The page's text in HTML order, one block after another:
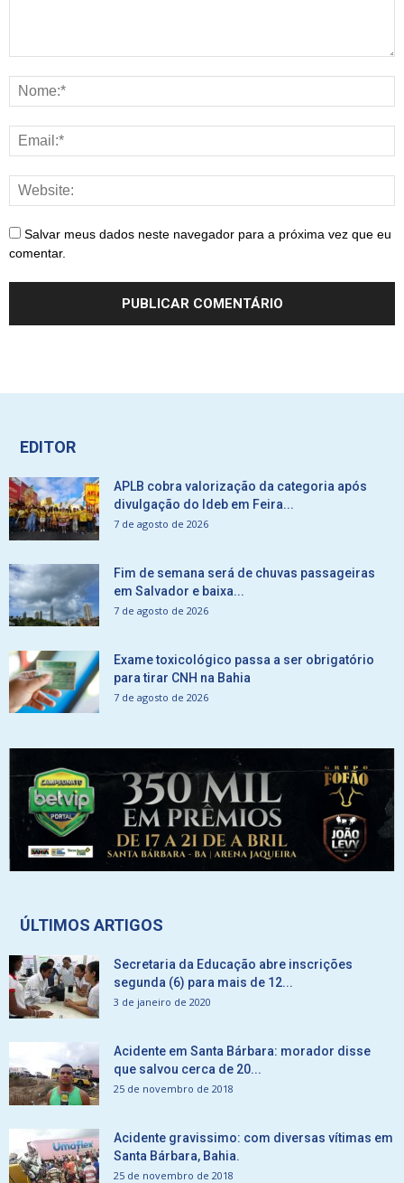
Salvar meus dados neste navegador para a próxima vez que eu
comentar.
EDITOR
APLB cobra valorização da categoria após
divulgação do Ideb em Feira...
7 de agosto de 2026
Fim de semana será de chuvas passageiras
em Salvador e baixa...
7 de agosto de 2026
Exame toxicológico passa a ser obrigatório
para tirar CNH na Bahia
7 de agosto de 2026
ÚLTIMOS ARTIGOS
Secretaria da Educação abre inscrições
segunda (6) para mais de 12...
3 de janeiro de 2020
Acidente em Santa Bárbara: morador disse
que salvou cerca de 20...
25 de novembro de 2018
Acidente gravissimo: com diversas vítimas em
Santa Bárbara, Bahia.
25 de novembro de 2018